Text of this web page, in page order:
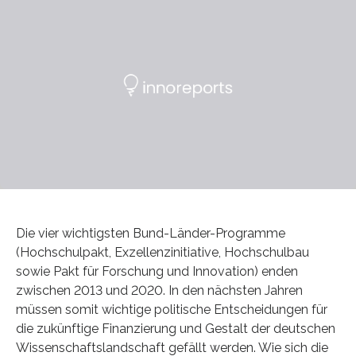
Die vier wichtigsten Bund-Länder-Programme
(Hochschulpakt, Exzellenzinitiative, Hochschulbau
sowie Pakt für Forschung und Innovation) enden
zwischen 2013 und 2020. In den nächsten Jahren
müssen somit wichtige politische Entscheidungen für
die zukünftige Finanzierung und Gestalt der deutschen
Wissenschaftslandschaft gefällt werden. Wie sich die